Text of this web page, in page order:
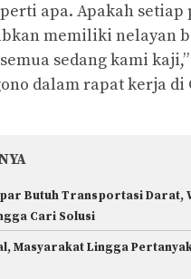
apa. Apakah setiap
memiliki nelayan
sedang kami
dalam rapat kerja di
Butuh Transportasi Darat,
Cari Solusi
Masyarakat Lingga